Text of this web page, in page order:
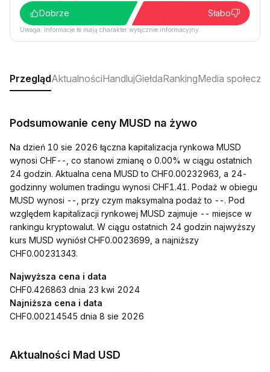
Dobrze
Słabo
Uwaga: Informacje te mają charakter wyłącznie informacyjny.
PrzeglądAktualnościHandlujGiełdaRankingMedia
Podsumowanie ceny MUSD na żywo
Na dzień 10 sie 2026 łączna kapitalizacja rynkowa MUSD
wynosi CHF--, co stanowi zmianę o 0.00% w ciągu ostatnich
24 godzin. Aktualna cena MUSD to CHF0.00232963, a 24-
godzinny wolumen tradingu wynosi CHF1.41. Podaż w obiegu
MUSD wynosi --, przy czym maksymalna podaż to --. Pod
względem kapitalizacji rynkowej MUSD zajmuje -- miejsce w
rankingu kryptowalut. W ciągu ostatnich 24 godzin najwyższy
kurs MUSD wyniósł CHF0.0023699, a najniższy
CHF0.00231343.
Najwyższa cena i data
CHF0.426863 dnia 23 kwi 2024
Najniższa cena i data
CHF0.00214545 dnia 8 sie 2026
Aktualności Mad USD